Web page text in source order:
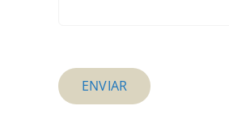
ENVIAR